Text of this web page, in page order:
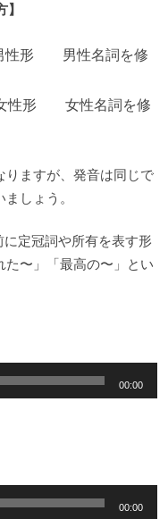
形 男性名詞を修
性形 女性名詞を修
りますが、発音は同じで
しょう。
定冠詞や所有を表す形
〜」「最高の〜」とい
00:00
00:00